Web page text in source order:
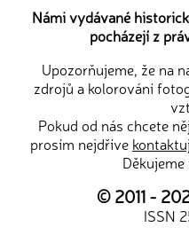
Námi vydávané
pocházejí z
Upozorňujeme, že na
zdrojů a kolorování
Pokud od nás chcete
prosím nejdříve
© 2011 -
ISSN